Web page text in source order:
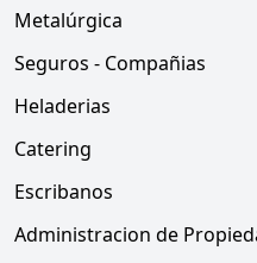
Metalúrgica
Seguros - Compañias
Heladerias
Catering
Escribanos
Administracion de